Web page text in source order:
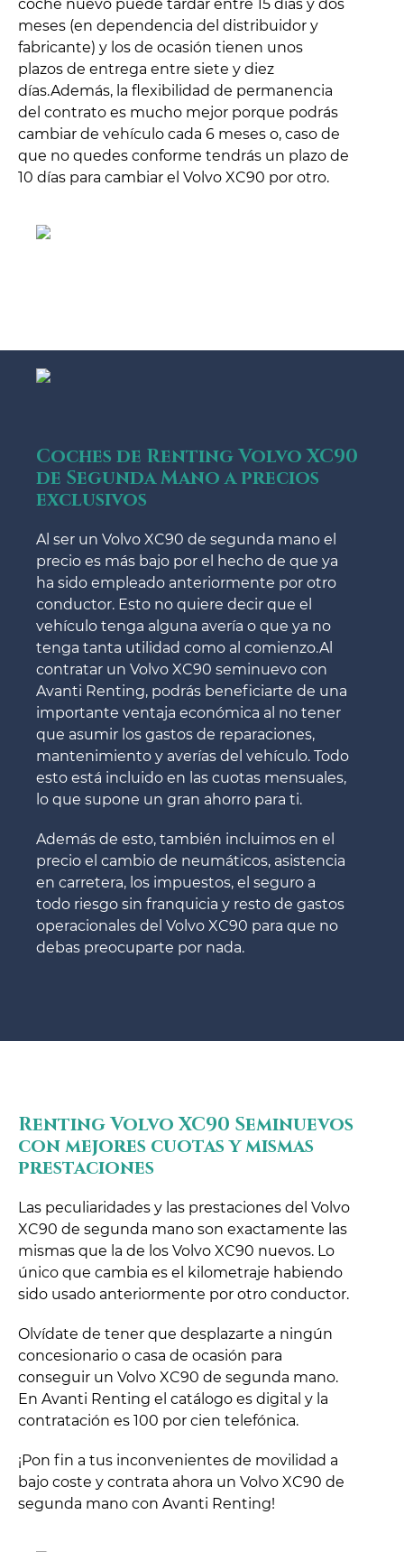
coche nuevo puede tardar entre 15 días y dos
meses (en dependencia del distribuidor y
fabricante) y los de ocasión tienen unos
plazos de entrega entre siete y diez
días.Además, la flexibilidad de permanencia
del contrato es mucho mejor porque podrás
cambiar de vehículo cada 6 meses o, caso de
que no quedes conforme tendrás un plazo de
10 días para cambiar el Volvo XC90 por otro.
Coches de Renting Volvo XC90
de Segunda Mano a precios
exclusivos
Al ser un Volvo XC90 de segunda mano el
precio es más bajo por el hecho de que ya
ha sido empleado anteriormente por otro
conductor. Esto no quiere decir que el
vehículo tenga alguna avería o que ya no
tenga tanta utilidad como al comienzo.Al
contratar un Volvo XC90 seminuevo con
Avanti Renting, podrás beneficiarte de una
importante ventaja económica al no tener
que asumir los gastos de reparaciones,
mantenimiento y averías del vehículo. Todo
esto está incluido en las cuotas mensuales,
lo que supone un gran ahorro para ti.
Además de esto, también incluimos en el
precio el cambio de neumáticos, asistencia
en carretera, los impuestos, el seguro a
todo riesgo sin franquicia y resto de gastos
operacionales del Volvo XC90 para que no
debas preocuparte por nada.
Renting Volvo XC90 Seminuevos
con mejores cuotas y mismas
prestaciones
Las peculiaridades y las prestaciones del Volvo
XC90 de segunda mano son exactamente las
mismas que la de los Volvo XC90 nuevos. Lo
único que cambia es el kilometraje habiendo
sido usado anteriormente por otro conductor.
Olvídate de tener que desplazarte a ningún
concesionario o casa de ocasión para
conseguir un Volvo XC90 de segunda mano.
En Avanti Renting el catálogo es digital y la
contratación es 100 por cien telefónica.
¡Pon fin a tus inconvenientes de movilidad a
bajo coste y contrata ahora un Volvo XC90 de
segunda mano con Avanti Renting!